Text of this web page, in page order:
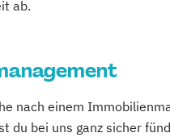
Sicherheitsmanagement
Finance & Digital
und Kreativität
ab.
nach einem
du bei uns ganz sicher